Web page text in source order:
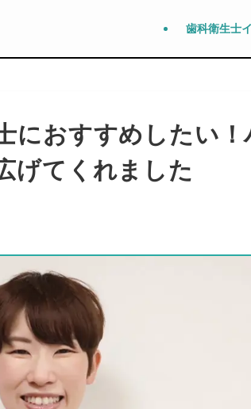
歯科衛生士
におすすめしたい
げてくれました